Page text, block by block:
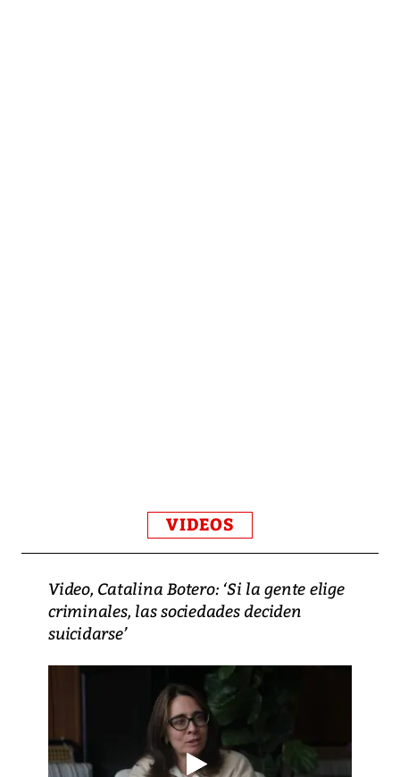
VIDEOS
Video, Catalina Botero: ‘Si la gente elige
criminales, las sociedades deciden
suicidarse’